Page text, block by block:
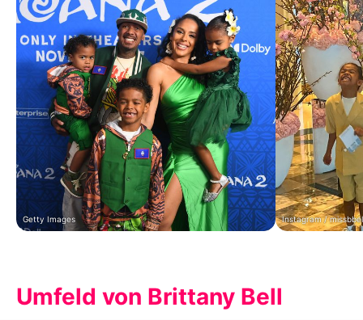
Getty Images Instagram /
Umfeld von Brittany Bell